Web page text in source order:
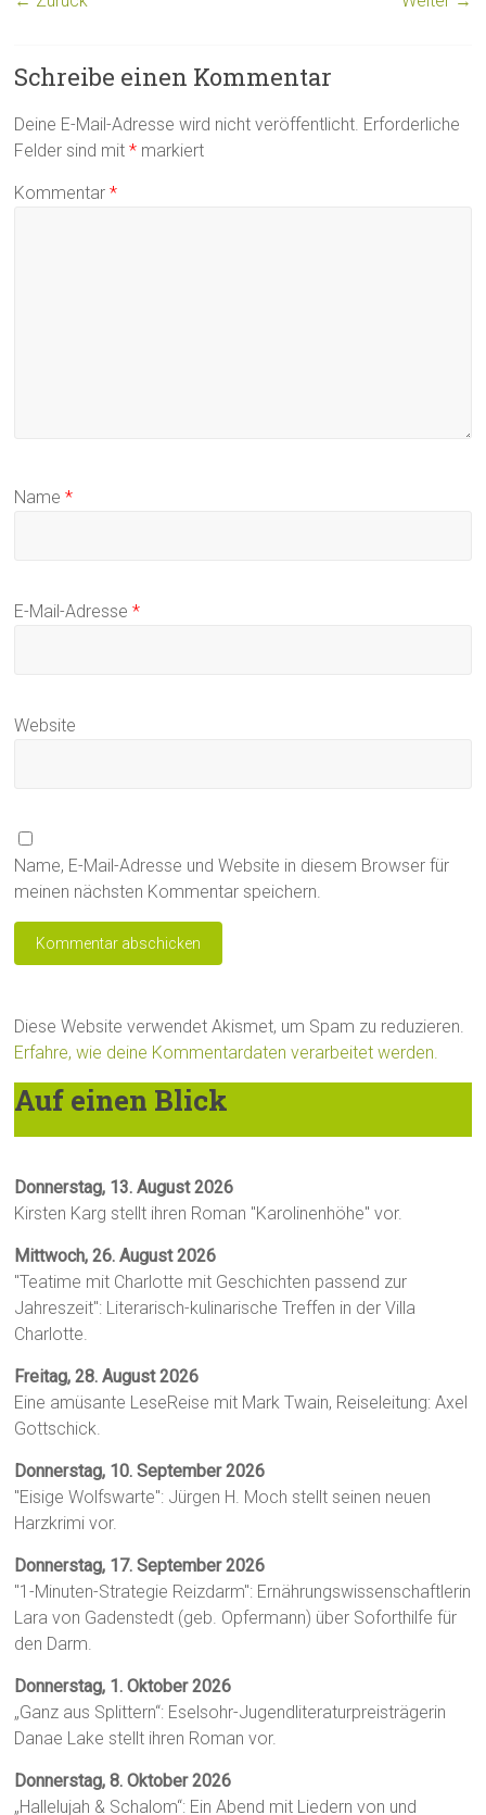
Schreibe einen Kommentar
Deine E-Mail-Adresse wird nicht veröffentlicht. Erforderliche
Felder sind mit* markiert
Kommentar*
Name*
E-Mail-Adresse*
Website
Name, E-Mail-Adresse und Website in diesem Browser für
meinen nächsten Kommentar speichern.
Diese Website verwendet Akismet, um Spam zu reduzieren.
Erfahre, wie deine Kommentardaten verarbeitet werden.
Auf einen Blick
Donnerstag, 13. August 2026
Kirsten Karg stellt ihren Roman "Karolinenhöhe" vor.
Mittwoch, 26. August 2026
"Teatime mit Charlotte mit Geschichten passend zur
Jahreszeit": Literarisch-kulinarische Treffen in der Villa
Charlotte.
Freitag, 28. August 2026
Eine amüsante LeseReise mit Mark Twain, Reiseleitung: Axel
Gottschick.
Donnerstag, 10. September 2026
"Eisige Wolfswarte": Jürgen H. Moch stellt seinen neuen
Harzkrimi vor.
Donnerstag, 17. September 2026
"1-Minuten-Strategie Reizdarm": Ernährungswissenschaftlerin
Lara von Gadenstedt (geb. Opfermann) über Soforthilfe für
den Darm.
Donnerstag, 1. Oktober 2026
„Ganz aus Splittern“: Eselsohr-Jugendliteraturpreisträgerin
Danae Lake stellt ihren Roman vor.
Donnerstag, 8. Oktober 2026
„Hallelujah & Schalom“: Ein Abend mit Liedern von und